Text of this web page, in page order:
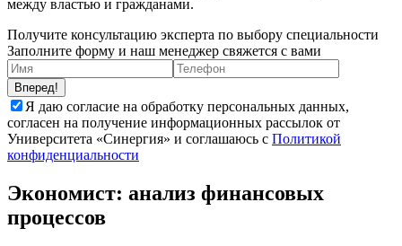
между властью и гражданами.
Получите консультацию эксперта по выбору специальности
Заполните форму и наш менеджер свяжется с вами
Вперед!
Я даю согласие на обработку персональных данных,
согласен на получение информационных рассылок от
Университета «Синергия» и соглашаюсь c Политикой
конфиденциальности
Экономист: анализ финансовых
процессов